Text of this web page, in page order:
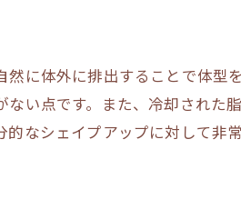
脂肪冷却でどこまで痩
脂肪冷却の効果を最大
脂肪冷却で一歩先の理想
に体外に排出することで体
い点です。また、冷却された
なシェイプアップに対して非常